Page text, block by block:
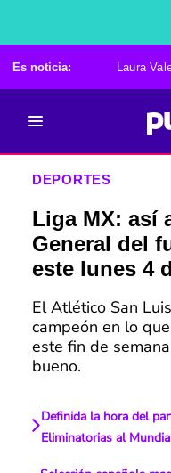
Es noticia: Laura
DEPORTES
Liga MX: así
General del
este lunes 4
El Atlético San
campeón en lo
este fin de
bueno.
Definida la hora del
Eliminatorias al